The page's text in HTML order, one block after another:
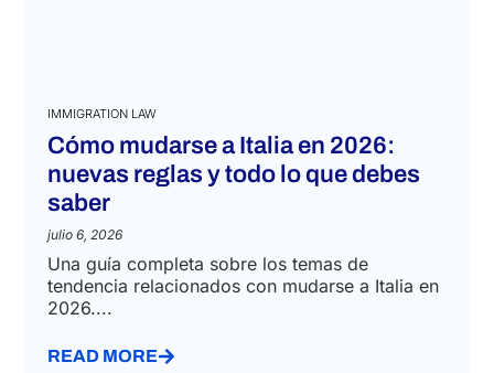
IMMIGRATION LAW
Cómo mudarse a Italia en 2026:
nuevas reglas y todo lo que debes
saber
julio 6, 2026
Una guía completa sobre los temas de
tendencia relacionados con mudarse a Italia en
2026....
READ MORE